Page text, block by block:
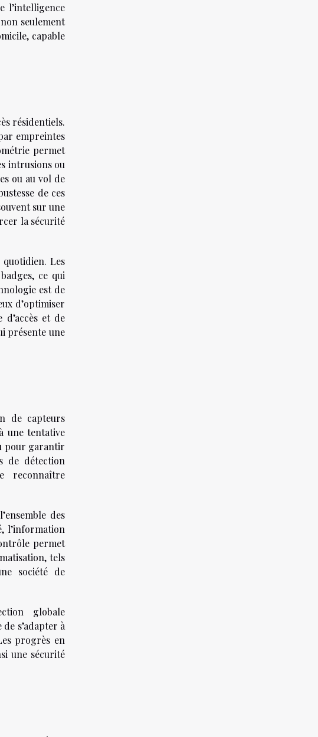
l’intelligence
seulement
capable
résidentiels.
empreintes
permet
intrusions ou
ou au vol de
de ces
sur une
la sécurité
Les
ce qui
est de
d’optimiser
et de
présente une
de capteurs
une tentative
pour garantir
de détection
reconnaître
des
l’information
permet
tels
société de
globale
s’adapter à
progrès en
une sécurité